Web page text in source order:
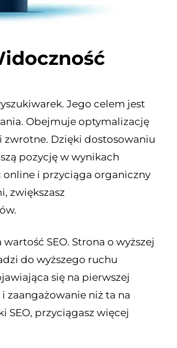
Jego celem jest
Obejmuje optymalizację
zwrotne. Dzięki dostosowaniu
pozycję w wynikach
online i przyciąga organiczny
zwiększasz
​.
SEO. Strona o wyższej
do wyższego ruchu
się na pierwszej
zaangażowanie niż ta na
SEO, przyciągasz więcej